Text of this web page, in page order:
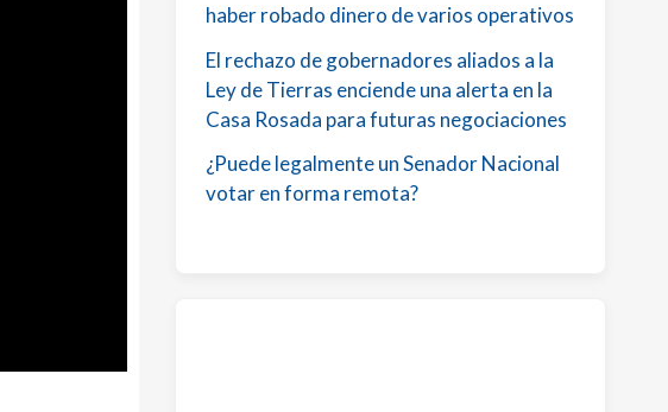
haber robado dinero de varios operativos
El rechazo de gobernadores aliados a la
Ley de Tierras enciende una alerta en la
Casa Rosada para futuras negociaciones
¿Puede legalmente un Senador Nacional
votar en forma remota?